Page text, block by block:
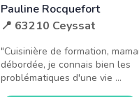
Pauline Rocquefort
📍 63210 Ceyssat
"Cuisinière de formation,
débordée, je connais bien les
problématiques d'une vie ...